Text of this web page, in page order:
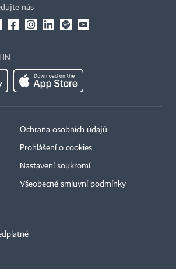
nás
Ochrana osobních údajů
Prohlášení o cookies
Nastavení soukromí
Všeobecné smluvní podmínky